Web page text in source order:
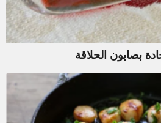
بصابون الحلاقة